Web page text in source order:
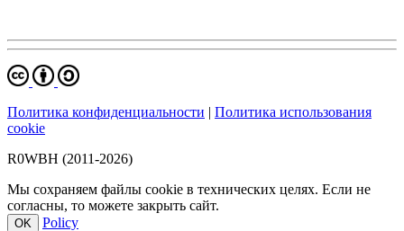
Политика конфиденциальности | Политика использования
cookie
R0WBH (2011-2026)
Мы сохраняем файлы cookie в технических целях. Если не
согласны, то можете закрыть сайт.
OK Policy